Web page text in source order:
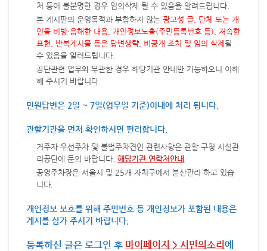
처 등이 불분명한 경우 임의삭제 될 수 있음을 알려드립니다.
본 게시판의 운영목적과 부합하지 않는광고성 글, 단체 또는 개
인을 비방·음해한 내용, 개인정보노출(주민등록번호 등), 저속한
표현, 반복게시물 등은 답변생략, 비공개 조치 및 임의 삭제될
수 있음을 알려드립니다.
공단관련 업무와 무관한 경우 해당기관 안내만 가능하오니 이해
해 주시기 바랍니다.
민원답변은 2일 ~ 7일(업무일 기준)이내에 처리 됩니다.
관할기관을 먼저 확인하시면 편리합니다.
거주자 우선주차 및 불법주차견인 관련사항은 관할 구청 시설관
리공단에 문의 바랍니다.해당기관 연락처안내
공영주차장은 서울시 및 25개 자치구에서 분산관리 하고 있습
니다.
개인정보 보호를 위해 주민번호 등 개인정보가 포함된 내용은
게시를 삼가 주시기 바랍니다.
등록하신 글은 로그인 후 마이페이지 > 시민의소리에